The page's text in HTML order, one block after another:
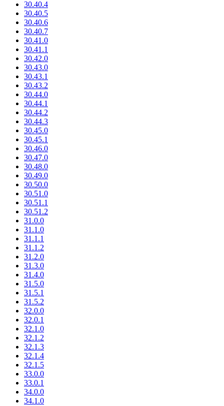
30.40.4
30.40.5
30.40.6
30.40.7
30.41.0
30.41.1
30.42.0
30.43.0
30.43.1
30.43.2
30.44.0
30.44.1
30.44.2
30.44.3
30.45.0
30.45.1
30.46.0
30.47.0
30.48.0
30.49.0
30.50.0
30.51.0
30.51.1
30.51.2
31.0.0
31.1.0
31.1.1
31.1.2
31.2.0
31.3.0
31.4.0
31.5.0
31.5.1
31.5.2
32.0.0
32.0.1
32.1.0
32.1.2
32.1.3
32.1.4
32.1.5
33.0.0
33.0.1
34.0.0
34.1.0